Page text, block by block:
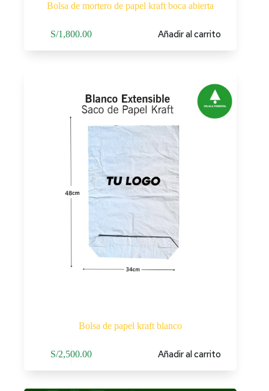
Bolsa de mortero de papel kraft boca abierta
S/1,800.00 Añadir al carrito
Bolsa de papel kraft blanco
S/2,500.00 Añadir al carrito